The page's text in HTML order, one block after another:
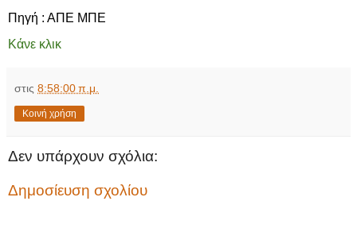
Πηγή : ΑΠΕ ΜΠΕ
Κάνε κλικ
στις 8:58:00 π.μ.
Κοινή χρήση
Δεν υπάρχουν σχόλια:
Δημοσίευση σχολίου